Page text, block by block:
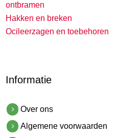
ontbramen
Hakken en breken
Ocileerzagen en toebehoren
Informatie
Over ons
Algemene voorwaarden